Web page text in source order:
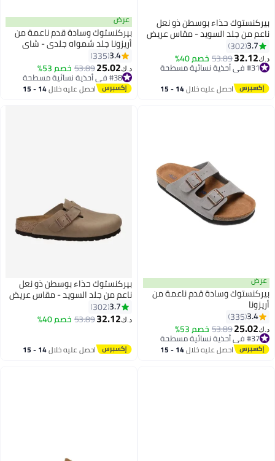
18
بيركنستوك حذاء بوسطن ذو نعل
ناعم من جلد السويد - مقاس عريض
(المقاس كبير؛ يوصى بطلب مقاس
أصغر بمقدار مقاس واحد)
3.7
302
د.ك‏32.12
53.89خصم 40%
#31 في أحذية نسائية مسطحة
احصل عليه خلال 14 - 15
16
عرض
بيركنستوك وسادة قدم ناعمة من
أريزونا جلد شمواه جلدي - شاي
أخضر3.4
335
د.ك‏25.02
53.89خصم 53%
#38 في أحذية نسائية مسطحة
#38 في أحذية نسائية مسطحة احصل عليه خلال 14 - 15
16
عرض
بيركنستوك وسادة قدم ناعمة من
أريزونا
3.4
335
د.ك‏25.02
53.89خصم 53%
#37 في أحذية نسائية مسطحة
#37 في أحذية نسائية مسطحة احصل عليه خلال 14 - 15
18
بيركنستوك حذاء بوسطن ذو نعل
ناعم من جلد السويد - مقاس عريض
(المقاس كبير؛ يوصى بطلب مقاس
أصغر بمقدار مقاس واحد)
3.7
302
د.ك‏32.12
53.89خصم 40%
احصل عليه خلال 14 - 15